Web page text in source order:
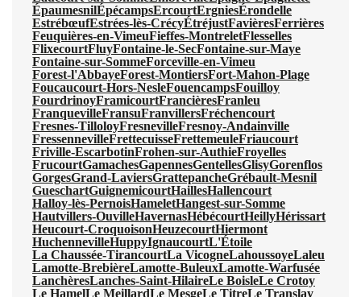
ÉpaumesnilÉpécampsErcourtErgniesÉrondelle
EstrébœufEstrées-lès-CrécyÉtréjustFavièresFerrières
Feuquières-en-VimeuFieffes-MontreletFlesselles
FlixecourtFluyFontaine-le-SecFontaine-sur-Maye
Fontaine-sur-SommeForceville-en-Vimeu
Forest-l'AbbayeForest-MontiersFort-Mahon-Plage
Foucaucourt-Hors-NesleFouencampsFouilloy
FourdrinoyFramicourtFrancièresFranleu
FranquevilleFransuFranvillersFréchencourt
Fresnes-TilloloyFresnevilleFresnoy-Andainville
FressennevilleFrettecuisseFrettemeuleFriaucourt
Friville-EscarbotinFrohen-sur-AuthieFroyelles
FrucourtGamachesGapennesGentellesGlisyGorenflos
GorgesGrand-LaviersGrattepancheGrébault-Mesnil
GueschartGuignemicourtHaillesHallencourt
Halloy-lès-PernoisHameletHangest-sur-Somme
Hautvillers-OuvilleHavernasHébécourtHeillyHérissart
Heucourt-CroquoisonHeuzecourtHiermont
HuchennevilleHuppyIgnaucourtL'Étoile
La Chaussée-TirancourtLa VicogneLahoussoyeLaleu
Lamotte-BrebièreLamotte-BuleuxLamotte-Warfusée
LanchèresLanches-Saint-HilaireLe BoisleLe Crotoy
Le HamelLe MeillardLe MesgeLe TitreLe Translay